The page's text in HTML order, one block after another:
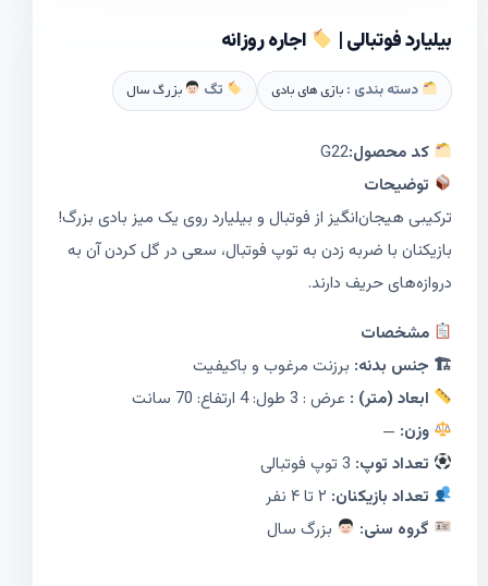
بیلیارد فوتبالی | اجاره روزانه
دسته بندی : بازی های بادی تگ بزرگ سال
کد محصول:G22
توضیحات
ترکیبی هیجان‌انگیز از فوتبال و بیلیارد روی یک میز بادی بزرگ!
بازیکنان با ضربه زدن به توپ فوتبال، سعی در گل کردن آن به
دروازه‌های حریف دارند.
مشخصات
🏗 جنس بدنه: برزنت مرغوب و باکیفیت
ابعاد (متر) : عرض : 3 طول: 4 ارتفاع: 70 سانت
وزن: —
تعداد توپ:
تعداد بازیکنان:
گروه سنی:
بزرگ سال